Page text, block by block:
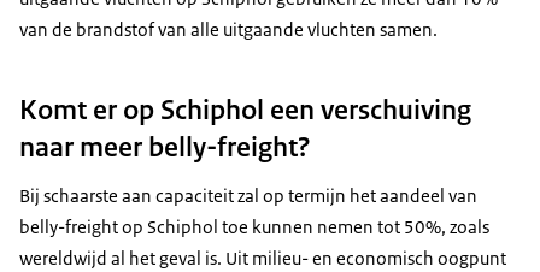
van de brandstof van alle uitgaande vluchten samen.
Komt er op Schiphol een verschuiving
naar meer belly-freight?
Bij schaarste aan capaciteit zal op termijn het aandeel van
belly-freight op Schiphol toe kunnen nemen tot 50%, zoals
wereldwijd al het geval is. Uit milieu- en economisch oogpunt